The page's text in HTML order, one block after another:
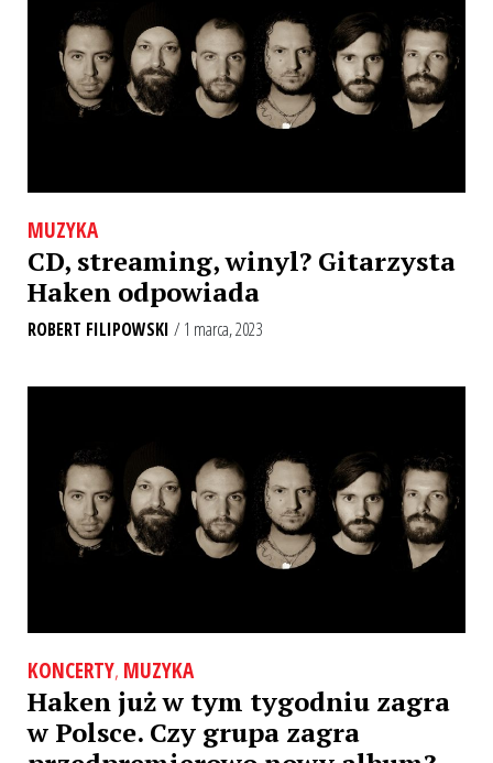
MUZYKA
CD, streaming, winyl? Gitarzysta
Haken odpowiada
ROBERT FILIPOWSKI / 1 marca, 2023
KONCERTY, MUZYKA
Haken już w tym tygodniu zagra
w Polsce. Czy grupa zagra